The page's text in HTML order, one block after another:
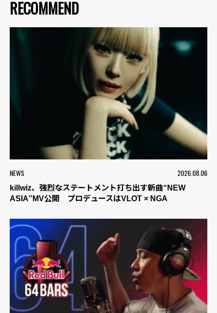
RECOMMEND
NEWS 2026.08.06
killwiz、強烈なステートメント打ち出す新曲“NEW
ASIA”MV公開 プロデュースはVLOT × NGA